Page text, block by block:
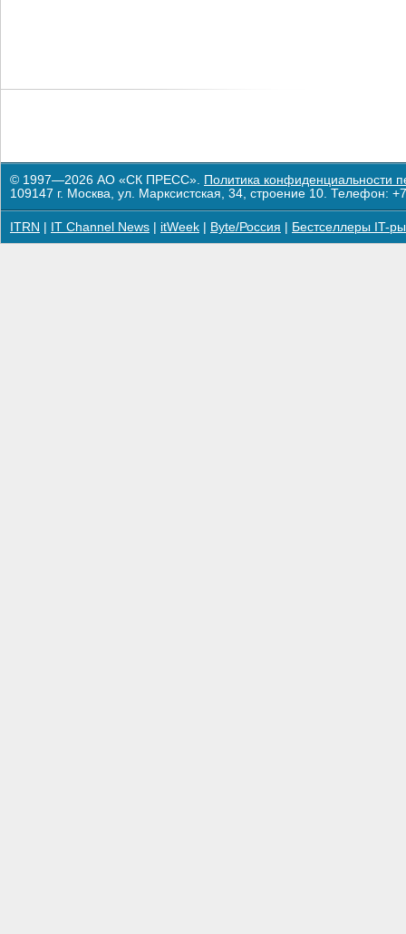
© 1997—2026 АО «СК ПРЕСС». Политика конфиденциальности
109147 г. Москва, ул. Марксистская, 34, строение 10. Телефон:
ITRN IT Channel News itWeek Byte/Россия Бестселлеры IT-